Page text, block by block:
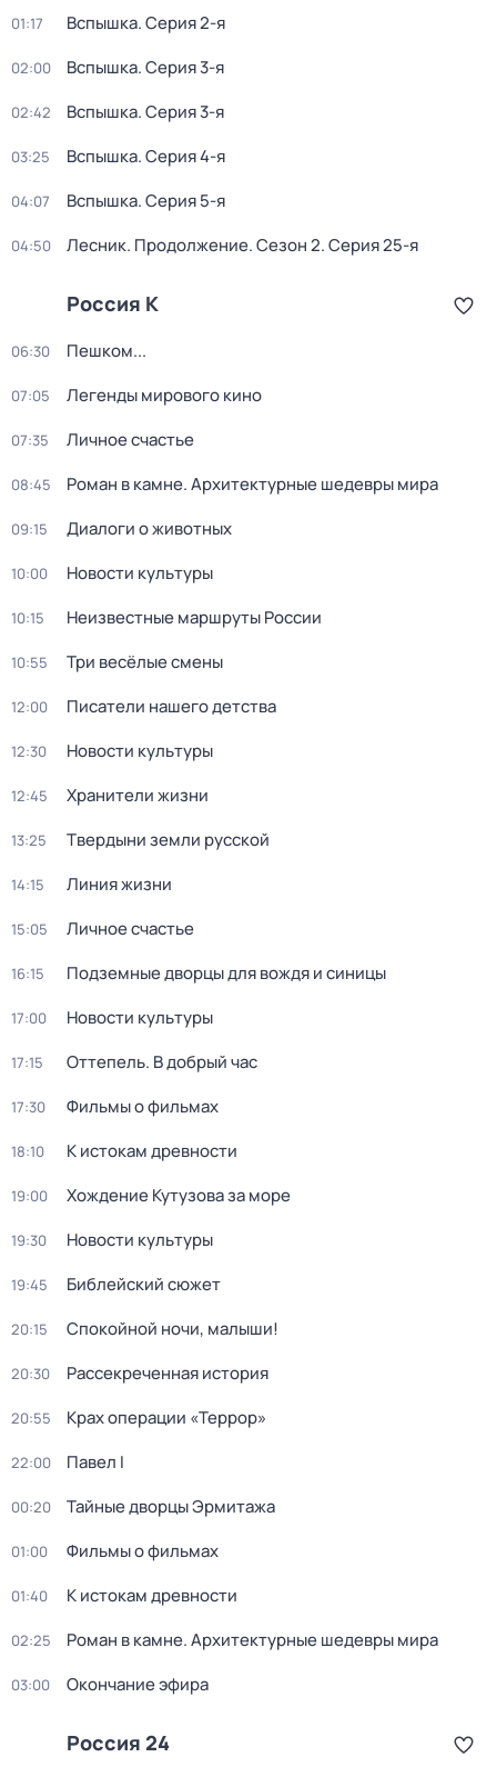
01:17 Вспышка. Серия 2-я
02:00 Вспышка. Серия 3-я
02:42 Вспышка. Серия 3-я
03:25 Вспышка. Серия 4-я
04:07 Вспышка. Серия 5-я
04:50 Лесник. Продолжение. Сезон 2. Серия 25-я
Россия К
06:30 Пешком...
07:05 Легенды мирового кино
07:35 Личное счастье
08:45 Роман в камне. Архитектурные шедевры мира
09:15 Диалоги о животных
10:00 Новости культуры
10:15 Неизвестные маршруты России
10:55 Три весёлые смены
12:00 Писатели нашего детства
12:30 Новости культуры
12:45 Хранители жизни
13:25 Твердыни земли русской
14:15 Линия жизни
15:05 Личное счастье
16:15 Подземные дворцы для вождя и синицы
17:00 Новости культуры
17:15 Оттепель. В добрый час
17:30 Фильмы о фильмах
18:10 К истокам древности
19:00 Хождение Кутузова за море
19:30 Новости культуры
19:45 Библейский сюжет
20:15 Спокойной ночи, малыши!
20:30 Рассекреченная история
20:55 Крах операции «Террор»
22:00 Павел I
00:20 Тайные дворцы Эрмитажа
01:00 Фильмы о фильмах
01:40 К истокам древности
02:25 Роман в камне. Архитектурные шедевры мира
03:00 Окончание эфира
Россия 24